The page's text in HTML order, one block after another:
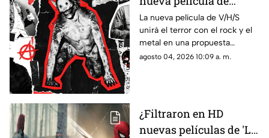
V/H/S unirá terror y
metal
La nueva película de V/H/S
unirá el terror con el rock y el
metal en una propuesta
cargada de efectos prácticos y
agosto 04, 2026 10:09 a. m.
¿Filtraron en HD
nuevas películas de 'La